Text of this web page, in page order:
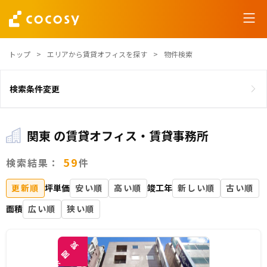
トップ エリアから賃貸オフィスを探す 物件検索
検索条件変更
関東 の賃貸オフィス・賃貸事務所
検索結果： 59件
更新順 坪単価 安い順 高い順 竣工年 新しい順
古い順
面積 広い順 狭い順
未
閲
覧